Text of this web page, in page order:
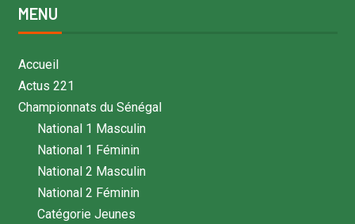
MENU
Accueil
Actus 221
Championnats du Sénégal
National 1 Masculin
National 1 Féminin
National 2 Masculin
National 2 Féminin
Catégorie Jeunes